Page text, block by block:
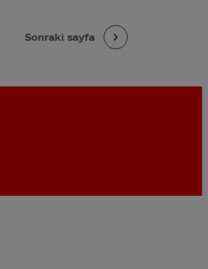
Sonraki sayfa